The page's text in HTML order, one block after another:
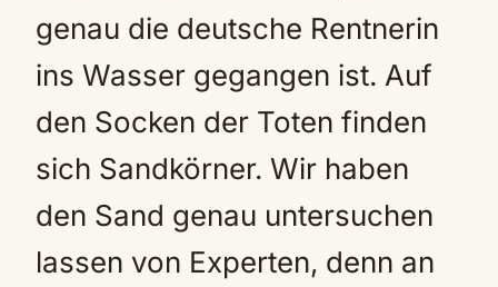
genau die deutsche Rentnerin
ins Wasser gegangen ist. Auf
den Socken der Toten finden
sich Sandkörner. Wir haben
den Sand genau untersuchen
lassen von Experten, denn an